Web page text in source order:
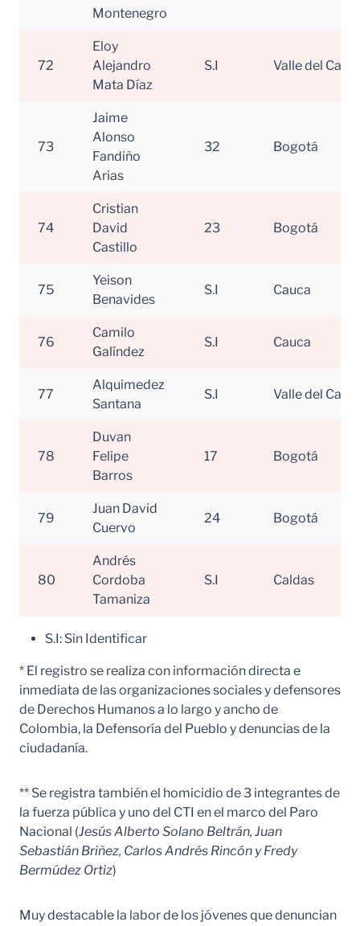
Montenegro
72
Eloy
Alejandro
Mata Díaz
S.I Valle del
73
Jaime
Alonso
Fandiño
Arias
32 Bogotá
74
Cristian
David
Castillo
23 Bogotá
75
Yeison
Benavides
S.I Cauca
76
Camilo
Galíndez
S.I Cauca
77
Alquimedez
Santana
S.I Valle del
78
Duvan
Felipe
Barros
17 Bogotá
79
Juan David
Cuervo
24 Bogotá
80
Andrés
Cordoba
Tamaniza
S.I Caldas
S.I: Sin Identificar
* El registro se realiza con información directa e
inmediata de las organizaciones sociales y defensores
de Derechos Humanos a lo largo y ancho de
Colombia, la Defensoría del Pueblo y denuncias de la
ciudadanía.
** Se registra también el homicidio de 3 integrantes de
la fuerza pública y uno del CTI en el marco del Paro
Nacional (Jesús Alberto Solano Beltrán, Juan
Sebastián Briñez, Carlos Andrés Rincón y Fredy
Bermúdez Ortiz)
Muy destacable la labor de los jóvenes que denuncian